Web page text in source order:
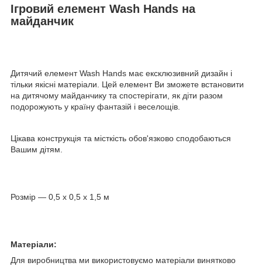
Ігровий елемент Wash Hands на
майданчик
Дитячий елемент Wash Hands має ексклюзивний дизайн і
тільки якісні матеріали. Цей елемент Ви зможете встановити
на дитячому майданчику та спостерігати, як діти разом
подорожують у країну фантазій і веселощів.
Цікава конструкція та місткість обов'язково сподобаються
Вашим дітям.
Розмір — 0,5 х 0,5 х 1,5 м
Матеріали:
Для виробництва ми використовуємо матеріали винятково